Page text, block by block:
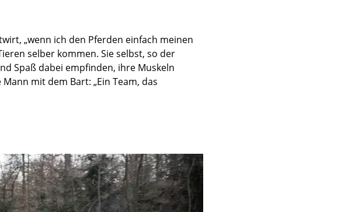
„wenn ich den Pferden einfach meinen
selber kommen. Sie selbst, so der
Spaß dabei empfinden, ihre Muskeln
mit dem Bart: „Ein Team, das